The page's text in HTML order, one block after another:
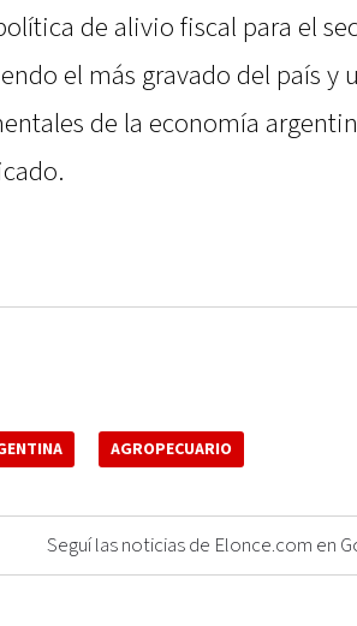
de alivio fiscal para el
el más gravado del país y
de la economía
AGROPECUARIO
Seguí las noticias de Elonce.com en